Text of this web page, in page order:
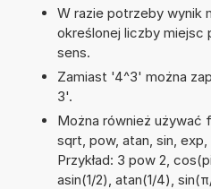
W razie potrzeby wynik
określonej liczby miejsc
sens.
Zamiast '4^3' można
3'.
Można również używać
sqrt, pow, atan, sin,
Przykład: 3 pow 2,
asin(1/2), atan(1/4),